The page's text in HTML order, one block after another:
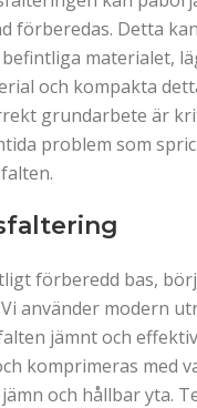
förberedas. Detta
materialet,
och kompakta
grundarbete är
problem som
förberedd bas,
använder modern
jämnt och
komprimeras med
och hållbar yta.